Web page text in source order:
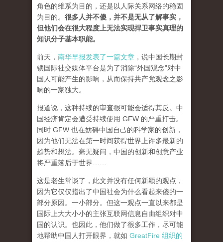
角色的维系为目的，还是以人际关系网络的稳固
为目的。 很多人并不傻，并不是无从了解事实，
但他们会在很大程度上无法实现捍卫事实真理的
知识分子基本职能。
前天， 南华早报发表了一篇文章 ，说中国长期封
锁国际社交媒体平台是为了消除“外国观念”对中
国人可能产生的影响，从而保持共产党观念之影
响的一家独大。
报道说，这种持续的审查很可能会适得其反。中
国经济肯定会遭受持续使用 GFW 的严重打击。
同时 GFW 也在妨碍中国自己的科学家的创新，
因为他们无法在第一时间获得世界上许多最新的
趋势和想法。毫无疑问，中国的创新和创意产业
将严重落后于世界……
这是老生常谈了，此文并没有任何新颖的观点，
因为它仅仅指出了中国社会为什么看起来傻的一
部分原因。一小部分。但这一观点一直以来都是
国际上大大小小的主张互联网信息自由组织对中
国的认识。也因此，他们做了很多工作，尽可能
地帮助中国人打开眼界，就如 GreatFire 组织的